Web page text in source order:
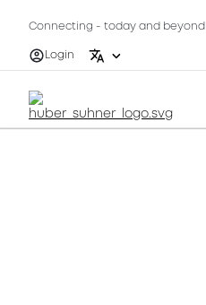
Connecting - today and beyond
Login